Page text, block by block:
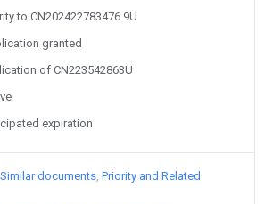
to CN202422783476.9U
granted
of CN223542863U
expiration
Similar documents Priority and Related